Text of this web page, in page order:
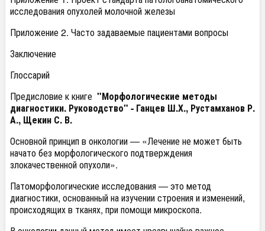
исследования опухолей молочной железы
Приложение 2. Часто задаваемые пациентами вопросы
Заключение
Глоссарий
Предисловие к книге "Морфологические методы
диагностики. Руководство" - Ганцев Ш.Х., Рустамханов Р.
А., Щекин С. В.
Основной принцип в онкологии — «Лечение не может быть
начато без морфологического подтверждения
злокачественной опухоли».
Патоморфологические исследования — это метод
диагностики, основанный на изучении строения и изменений,
происходящих в тканях, при помощи микроскопа.